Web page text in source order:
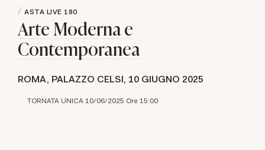
ASTA LIVE 180
Arte Moderna e
Contemporanea
ROMA, PALAZZO CELSI, 10 GIUGNO 2025
TORNATA UNICA 10/06/2025 Ore 15:00